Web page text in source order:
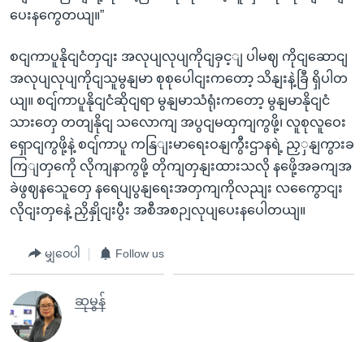
ပေးနကွေတယျ။”
စငျကာပူနိုငျငံတှငျး အလုပျလုပျကိုငျခှင့ျ ပါမဈ ကိုငျဆောငျ
အလုပျလုပျကိုငျသူမွနျမာ စုစုပေါငျးကတော့ သိနျးနဲ့ခြီ ရှိပါတ
ယျ။ စငျ်ကာပူနိုငျငံဆိုငျရာ မွနျမာသံရုံးကတော့ မွနျမာနိုငျငံ
သားတှေ တတျနိုငျ သလောကျ အပွငျမထှကျကွဖို့၊ လူစုလူဝေး
ရှောငျကွဖို့နဲ့ စငျ်ကာပူ ကနြျးမာရေးဝနျကွီးဌာနရဲ့ ညှှနျကွားခ
ကြျတှကေို လိုကျနာကွဖို့ တိုကျတှနျးထားသလို နဖေို့အခကျအ
ခဲဖွဈနသေူတှေ နရေပျပွနျရေးအတှကျကိုလညျး လကွေောငျး
လိုငျးတှနေဲ့ ညှိနှိုငျးပွီး အစီအစဉျလုပျပေးနပေါတယျ။
မျှဝေပါ Follow us
ဆုမွန်